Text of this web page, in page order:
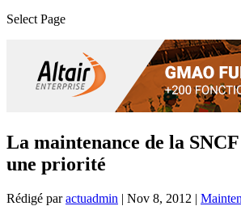
Select Page
La maintenance de la
une priorité
Rédigé paractuadmin | Nov 8, 2012 |